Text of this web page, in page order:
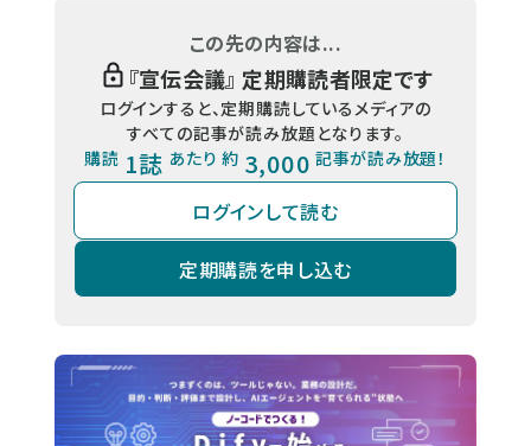
この先の内容は...
『宣伝会議』 定期購読者限定です
ログインすると、定期購読しているメディアの
すべての記事が読み放題となります。
購読 1誌 あたり 約 3,000 記事が読み放題！
ログインして読む
定期購読を申し込む